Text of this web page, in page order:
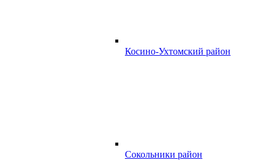
Косино-Ухтомский район
Сокольники район